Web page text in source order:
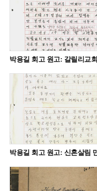
박용길 회고 원고: 갈릴리교회